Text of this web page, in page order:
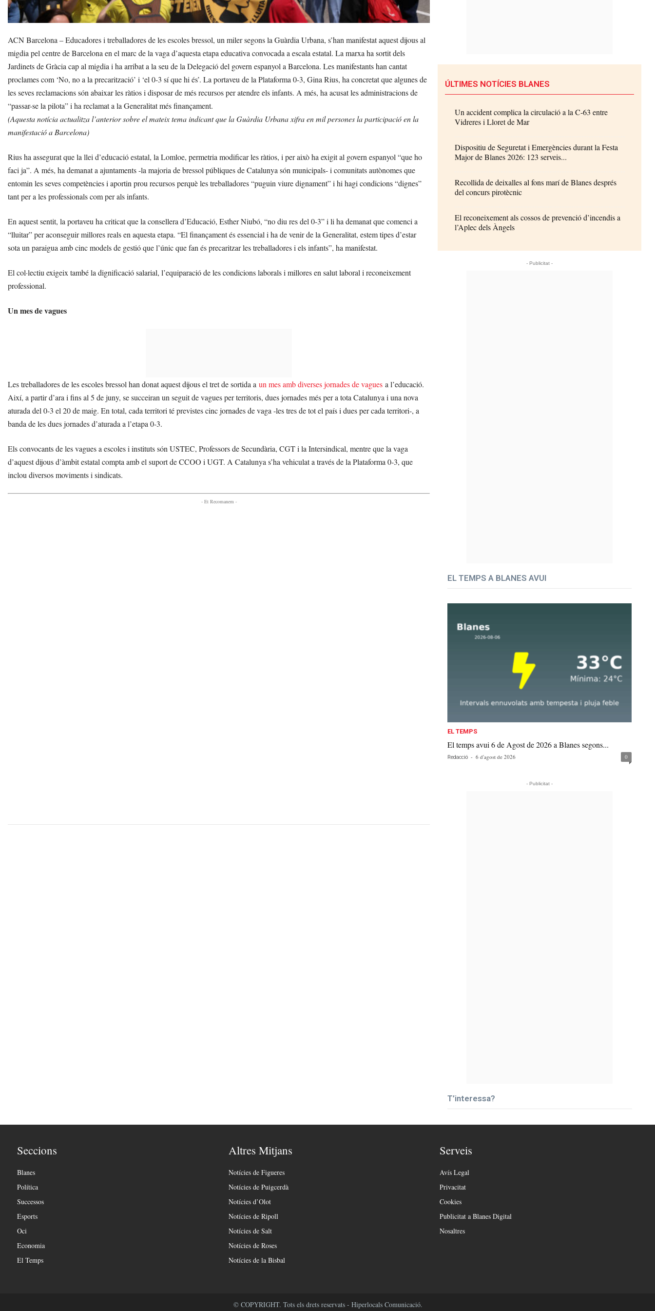
ACN Barcelona – Educadores i treballadores de les escoles bressol, un miler segons la Guàrdia Urbana, s’han manifestat aquest dijous al
migdia pel centre de Barcelona en el marc de la vaga d’aquesta etapa educativa convocada a escala estatal. La marxa ha sortit dels
Jardinets de Gràcia cap al migdia i ha arribat a la seu de la Delegació del govern espanyol a Barcelona. Les manifestants han cantat
proclames com ‘No, no a la precarització’ i ‘el 0-3 sí que hi és’. La portaveu de la Plataforma 0-3, Gina Rius, ha concretat que algunes de
les seves reclamacions són abaixar les ràtios i disposar de més recursos per atendre els infants. A més, ha acusat les administracions de
“passar-se la pilota” i ha reclamat a la Generalitat més finançament.
(Aquesta notícia actualitza l’anterior sobre el mateix tema indicant que la Guàrdia Urbana xifra en mil persones la participació en la
manifestació a Barcelona)
Rius ha assegurat que la llei d’educació estatal, la Lomloe, permetria modificar les ràtios, i per això ha exigit al govern espanyol “que ho
faci ja”. A més, ha demanat a ajuntaments -la majoria de bressol públiques de Catalunya són municipals- i comunitats autònomes que
entomin les seves competències i aportin prou recursos perquè les treballadores “puguin viure dignament” i hi hagi condicions “dignes”
tant per a les professionals com per als infants.
En aquest sentit, la portaveu ha criticat que la consellera d’Educació, Esther Niubó, “no diu res del 0-3” i li ha demanat que comenci a
“lluitar” per aconseguir millores reals en aquesta etapa. “El finançament és essencial i ha de venir de la Generalitat, estem tipes d’estar
sota un paraigua amb cinc models de gestió que l’únic que fan és precaritzar les treballadores i els infants”, ha manifestat.
El col·lectiu exigeix també la dignificació salarial, l’equiparació de les condicions laborals i millores en salut laboral i reconeixement
professional.
Un mes de vagues
Les treballadores de les escoles bressol han donat aquest dijous el tret de sortida a un mes amb diverses jornades de vagues a l’educació.
Així, a partir d’ara i fins al 5 de juny, se succeiran un seguit de vagues per territoris, dues jornades més per a tota Catalunya i una nova
aturada del 0-3 el 20 de maig. En total, cada territori té previstes cinc jornades de vaga -les tres de tot el país i dues per cada territori-, a
banda de les dues jornades d’aturada a l’etapa 0-3.
Els convocants de les vagues a escoles i instituts són USTEC, Professors de Secundària, CGT i la Intersindical, mentre que la vaga
d’aquest dijous d’àmbit estatal compta amb el suport de CCOO i UGT. A Catalunya s’ha vehiculat a través de la Plataforma 0-3, que
inclou diversos moviments i sindicats.
- Et Recomanem -
ÚLTIMES NOTÍCIES BLANES
Un accident complica la circulació a la C-63 entre
Vidreres i Lloret de Mar
Dispositiu de Seguretat i Emergències durant la Festa
Major de Blanes 2026: 123 serveis...
Recollida de deixalles al fons marí de Blanes després
del concurs pirotècnic
El reconeixement als cossos de prevenció d’incendis a
l’Aplec dels Àngels
- Publicitat -
EL TEMPS A BLANES AVUI
EL TEMPS
El temps avui 6 de Agost de 2026 a Blanes segons...
Redacció - 6 d'agost de 2026 0
- Publicitat -
T’interessa?
Seccions
Blanes
Política
Successos
Esports
Oci
Economia
El Temps
Altres Mitjans
Notícies de Figueres
Notícies de Puigcerdà
Notícies d’Olot
Notícies de Ripoll
Notícies de Salt
Notícies de Roses
Notícies de la Bisbal
Serveis
Avís Legal
Privacitat
Cookies
Publicitat a Blanes Digital
Nosaltres
© COPYRIGHT. Tots els drets reservats - Hiperlocals Comunicació.